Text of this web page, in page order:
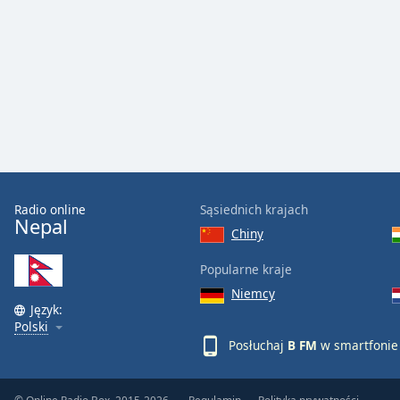
window.
Beginning
dialog
window.
Escape
will
and
Radio online
Nepal
Język:
Polski
Sąsiednich krajach
Chiny
Popularne kraje
Niemcy
Posłuchaj B FM w